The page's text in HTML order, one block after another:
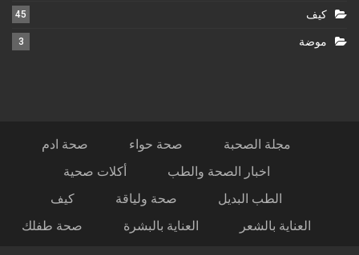
كيف 45
موضة 3
مجلة الصحبة صحة حواء
صحة ادم
اخبار الصحة والطب
أكلات صحية
الطب البديل
صحة ولياقة
كيف
العناية بالشعر
العناية بالبشرة صحة طفلك